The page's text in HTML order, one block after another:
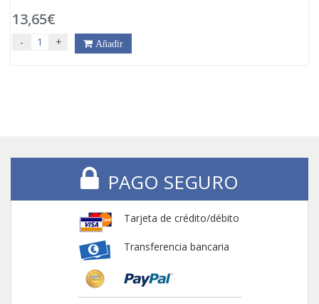
13,65€
- + Añadir
PAGO SEGURO
Tarjeta de crédito/débito
Transferencia bancaria